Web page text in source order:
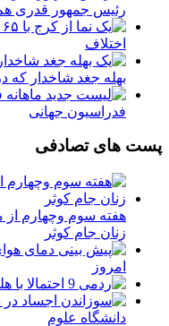
رئیس جمهور قدری
اختلاف
بهله جغد شاخدار
فدراسیون جهانی
پست های تصادفی
هفته سوم وچهارم از
زنان جام كوثر
امروز
دانشگاه علوم